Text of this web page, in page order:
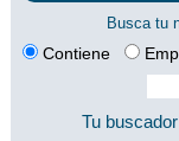
Busca tu
Contiene
Tu